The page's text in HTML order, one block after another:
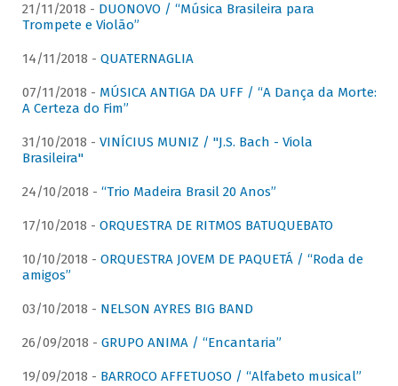
21/11/2018 - DUONOVO / “Música Brasileira para
Trompete e Violão”
14/11/2018 - QUATERNAGLIA
07/11/2018 - MÚSICA ANTIGA DA UFF / “A Dança da Morte:
A Certeza do Fim”
31/10/2018 - VINÍCIUS MUNIZ / "J.S. Bach - Viola
Brasileira"
24/10/2018 - “Trio Madeira Brasil 20 Anos”
17/10/2018 - ORQUESTRA DE RITMOS BATUQUEBATO
10/10/2018 - ORQUESTRA JOVEM DE PAQUETÁ / “Roda de
amigos”
03/10/2018 - NELSON AYRES BIG BAND
26/09/2018 - GRUPO ANIMA / “Encantaria”
19/09/2018 - BARROCO AFFETUOSO / “Alfabeto musical”